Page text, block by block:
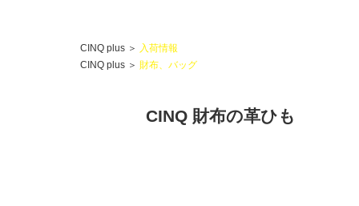
CINQ plus ＞ 入荷情報
CINQ plus ＞ 財布、バッグ
CINQ 財布の革ひも